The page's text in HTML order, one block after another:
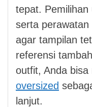
tepat.
serta
agar tampilan
referensi
outfit, Anda bisa
oversized
lanjut.